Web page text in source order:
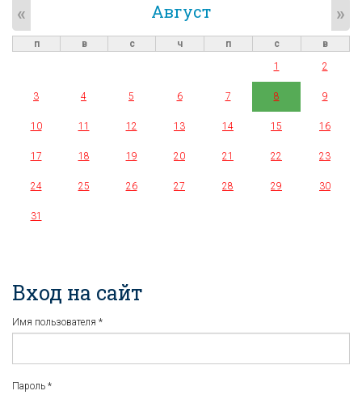
Август
« »
п в с ч п с
в
1
2
3 4 5 6 7 8 9
10 11 12 13 14 15 16
17 18 19 20 21 22 23
24 25 26 27 28 29 30
31
Вход на сайт
Имя пользователя *
Пароль *